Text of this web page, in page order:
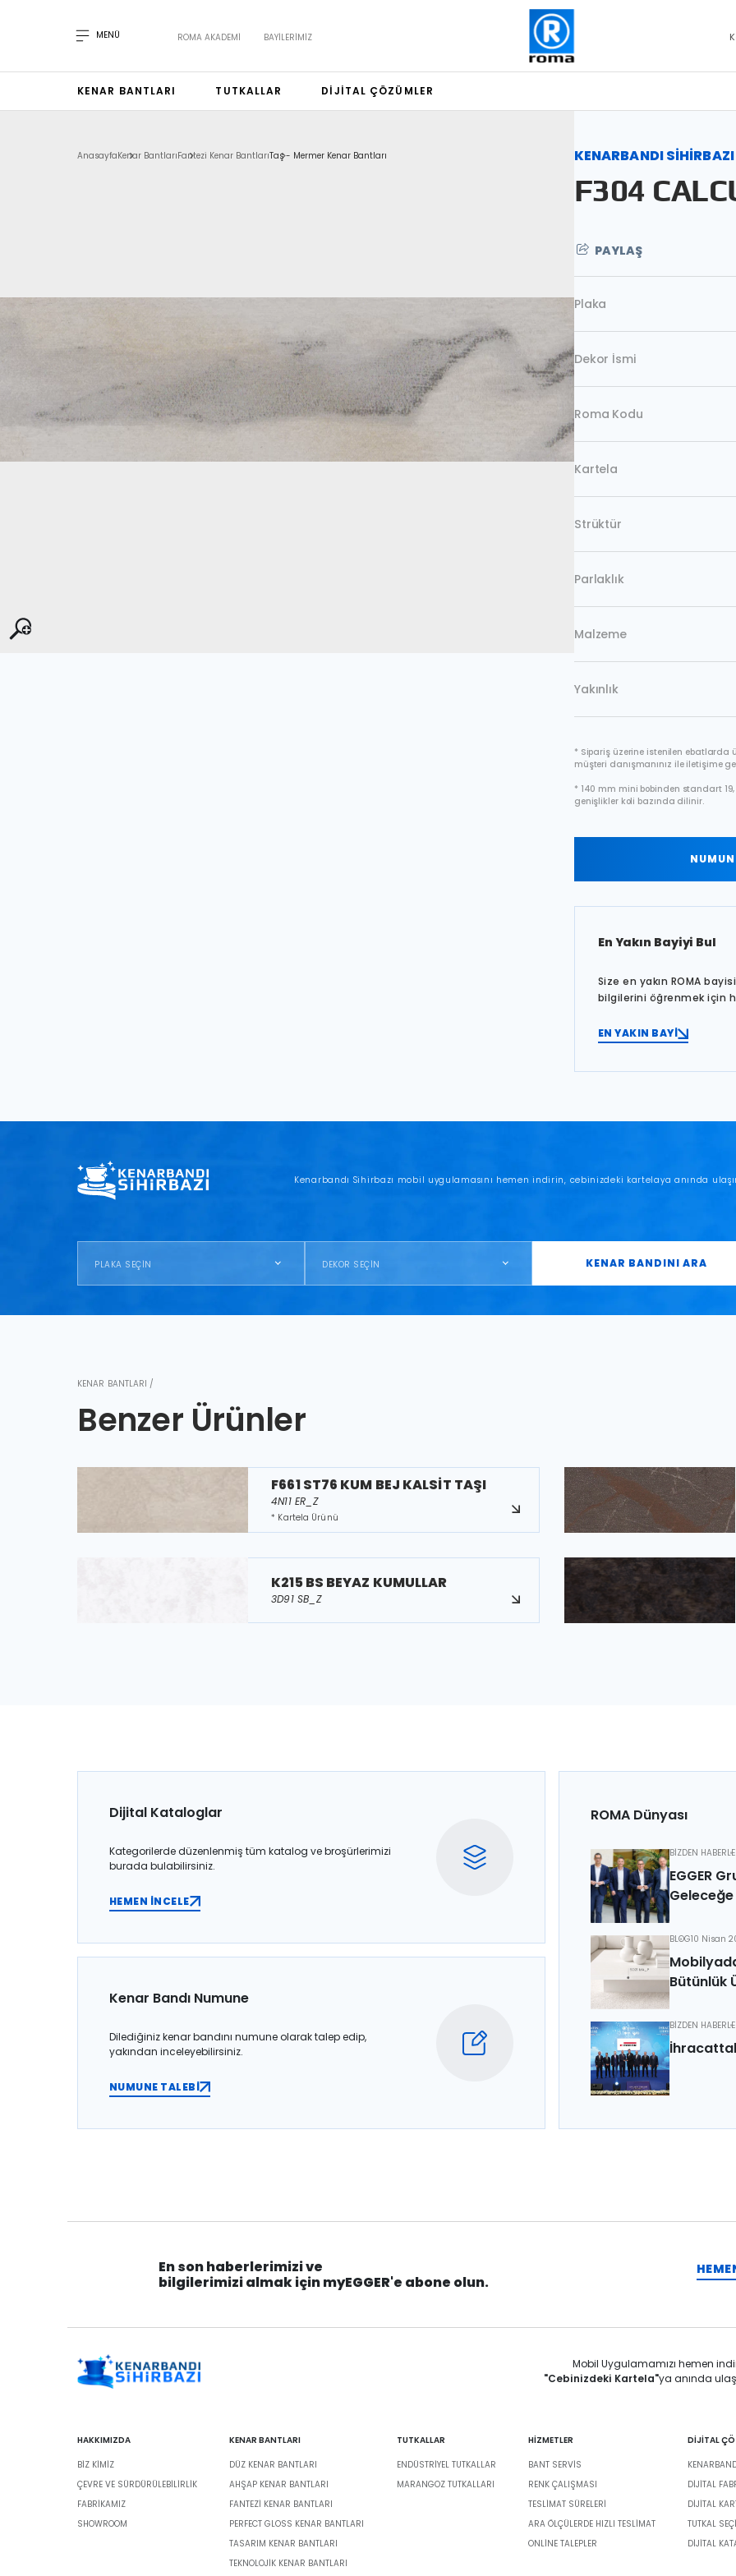
MENÜ ROMA AKADEMI BAYILERIMIZ
KENAR BANTLARI TUTKALLAR DIJITAL ÇÖZÜMLER
AnasayfaKenar BantlarıFantezi Kenar BantlarıTaş - Mermer Kenar Bantları KENARBANDI SİHİRBAZI
F304
PAYLAŞ
Plaka
Dekor İsmi
Roma Kodu
Kartela
Strüktür
Parlaklık
Malzeme
Yakınlık
* Sipariş üzerine istenilen ebatlarda
müşteri danışmanınız ile iletişime
* 140 mm mini bobinden standart
genişlikler koli bazında dilinir.
En Yakın Bayiyi Bul
Size en yakın ROMA
bilgilerini öğrenmek için
EN YAKIN BAYİ
Kenarbandı Sihirbazı mobil uygulamasını hemen indirin, cebinizdeki kartelaya anında
PLAKA SEÇİN DEKOR SEÇİN KENAR BANDINI ARA
KENAR BANTLARI /
Benzer Ürünler
F661 ST76 KUM BEJ KALSİT TAŞI
4N11 ER_Z
* Kartela Ürünü
K215 BS BEYAZ KUMULLAR
3D91 SB_Z
Dijital Kataloglar
Kategorilerde düzenlenmiş tüm katalog ve broşürlerimizi
burada bulabilirsiniz.
HEMEN İNCELE
Kenar Bandı Numune
Dilediğiniz kenar bandını numune olarak talep edip,
yakından inceleyebilirsiniz.
NUMUNE TALEBİ
ROMA Dünyası
BİZDEN
EGGER
Geleceğe
BLOG10 Nisan
Bütünlük
BİZDEN
En son haberlerimizi ve
bilgilerimizi almak için myEGGER'e abone olun.
Mobil Uygulamamızı hemen
"Cebinizdeki Kartela"ya anında
HAKKIMIZDA
BIZ KIMIZ
ÇEVRE VE SÜRDÜRÜLEBILIRLIK
FABRİKAMIZ
SHOWROOM
KENAR BANTLARI
DÜZ KENAR BANTLARI
AHŞAP KENAR BANTLARI
FANTEZI KENAR BANTLARI
PERFECT GLOSS KENAR BANTLARI
TASARIM KENAR BANTLARI
TEKNOLOJIK KENAR BANTLARI
TUTKALLAR
ENDÜSTRIYEL TUTKALLAR
MARANGOZ TUTKALLARI
HİZMETLER
BANT SERVIS
RENK ÇALIŞMASI
TESLIMAT SÜRELERI
ARA ÖLÇÜLERDE HIZLI TESLIMAT
ONLINE TALEPLER
DİJİTAL
DIJITAL
DİJİTAL
TUTKAL
DIJITAL